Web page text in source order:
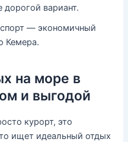
вариант.
— экономичный
Кемера.
на море в
и выгодой
курорт, это
ищет идеальный отдых